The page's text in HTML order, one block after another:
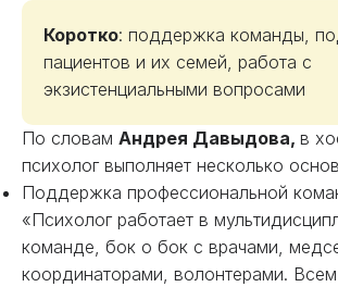
Коротко: поддержка команды,
пациентов и их семей, работа с
экзистенциальными вопросами
По словам Андрея Давыдова, в
психолог выполняет несколько
Поддержка профессиональной
«Психолог работает в
команде, бок о бок с врачами,
координаторами, волонтерами.